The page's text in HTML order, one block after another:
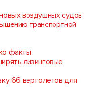
воздушных судов
транспортной
факты
лизинговые
66 вертолетов для